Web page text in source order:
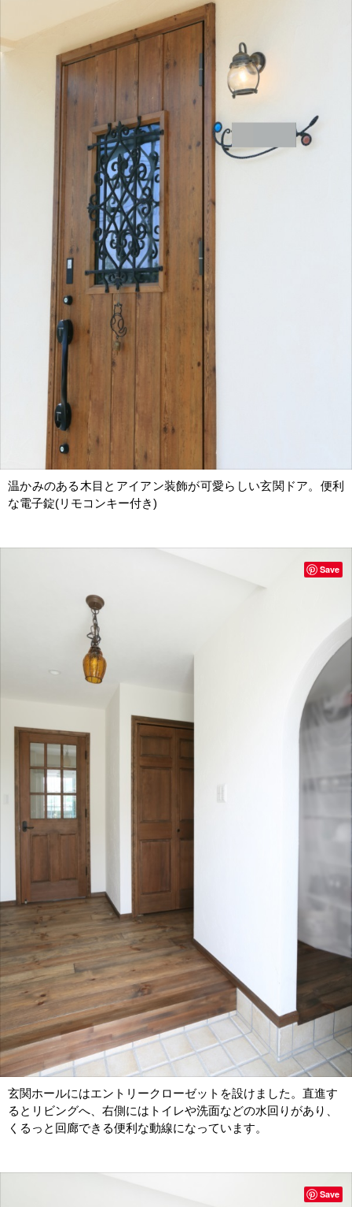
温かみのある木目とアイアン装飾が可愛らしい玄関ドア。便利
な電子錠(リモコンキー付き)
玄関ホールにはエントリークローゼットを設けました。直進す
るとリビングへ、右側にはトイレや洗面などの水回りがあり、
くるっと回廊できる便利な動線になっています。
Save
Save